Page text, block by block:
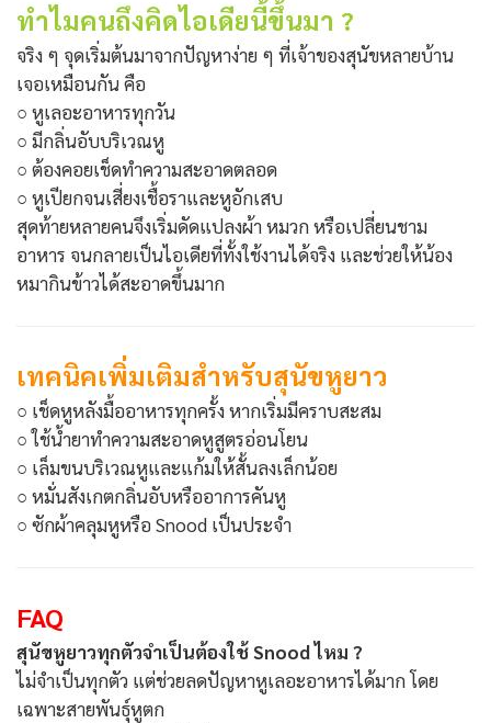
ทำไมคนถึงคิดไอเดียนี้ขึ้นมา ?
จริง ๆ จุดเริ่มต้นมาจากปัญหาง่าย ๆ ที่เจ้าของสุนัขหลายบ้าน
เจอเหมือนกัน คือ
○ หูเลอะอาหารทุกวัน
○ มีกลิ่นอับบริเวณหู
○ ต้องคอยเช็ดทำความสะอาดตลอด
○ หูเปียกจนเสี่ยงเชื้อราและหูอักเสบ
สุดท้ายหลายคนจึงเริ่มดัดแปลงผ้า หมวก หรือเปลี่ยนชาม
อาหาร จนกลายเป็นไอเดียที่ทั้งใช้งานได้จริง และช่วยให้น้อง
หมากินข้าวได้สะอาดขึ้นมาก
เทคนิคเพิ่มเติมสำหรับสุนัขหูยาว
○ เช็ดหูหลังมื้ออาหารทุกครั้ง หากเริ่มมีคราบสะสม
○ ใช้น้ำยาทำความสะอาดหูสูตรอ่อนโยน
○ เล็มขนบริเวณหูและแก้มให้สั้นลงเล็กน้อย
○ หมั่นสังเกตกลิ่นอับหรืออาการคันหู
○ ซักผ้าคลุมหูหรือ Snood เป็นประจำ
FAQ
สุนัขหูยาวทุกตัวจำเป็นต้องใช้ Snood ไหม ?
ไม่จำเป็นทุกตัว แต่ช่วยลดปัญหาหูเลอะอาหารได้มาก โดย
เฉพาะสายพันธุ์หูตก